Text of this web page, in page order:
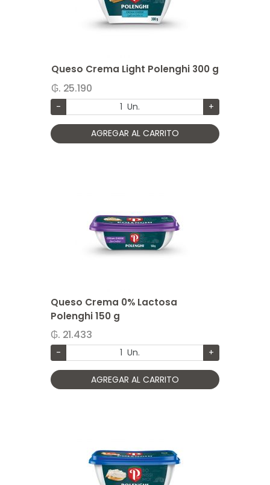
Queso Crema Light Polenghi 300 g
₲. 25.190
- Un. +
AGREGAR AL CARRITO
Queso Crema 0% Lactosa
Polenghi 150 g
₲. 21.433
- Un. +
AGREGAR AL CARRITO